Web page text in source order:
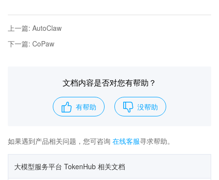
上一篇: AutoClaw
下一篇: CoPaw
文档内容是否对您有帮助？
有帮助 没帮助
如果遇到产品相关问题，您可咨询 在线客服寻求帮助。
大模型服务平台 TokenHub 相关文档